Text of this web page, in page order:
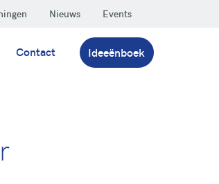
Nieuws Events
Contact Ideeënboek